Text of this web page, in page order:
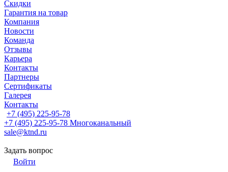
Скидки
Гарантия на товар
Компания
Новости
Команда
Отзывы
Карьера
Контакты
Партнеры
Сертификаты
Галерея
Контакты
+7 (495) 225-95-78
+7 (495) 225-95-78 Многоканальный
sale@ktnd.ru
Задать вопрос
Войти